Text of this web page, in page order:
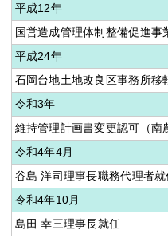
平成12年
国営造成管理体制整備促進事
平成24年
石岡台地土地改良区事務所移
令和3年
維持管理計画書変更認可（南
令和4年4月
谷島 洋司理事長職務代理者就
令和4年10月
島田 幸三理事長就任